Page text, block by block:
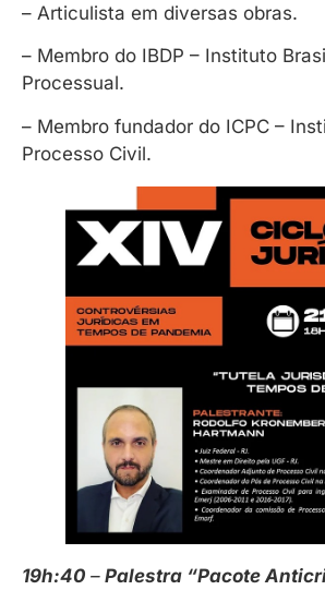
– Articulista em diversas obras.
– Membro do IBDP – Instituto
Processual.
– Membro fundador do ICPC –
Processo Civil.
19h:40 – Palestra “Pacote